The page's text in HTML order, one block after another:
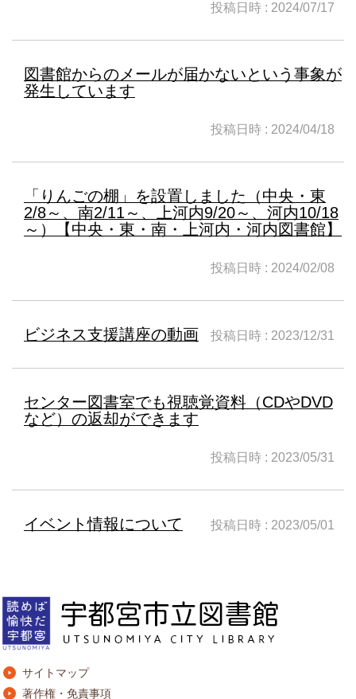
投稿日時 : 2024/07/17
図書館からのメールが届かないという事象が
発生しています
投稿日時 : 2024/04/18
「りんごの棚」を設置しました（中央・東
2/8～、南2/11～、上河内9/20～、河内10/18
～）【中央・東・南・上河内・河内図書館】
投稿日時 : 2024/02/08
ビジネス支援講座の動画 投稿日時 : 2023/12/31
センター図書室でも視聴覚資料（CDやDVD
など）の返却ができます
投稿日時 : 2023/05/31
イベント情報について 投稿日時 : 2023/05/01
サイトマップ
著作権・免責事項